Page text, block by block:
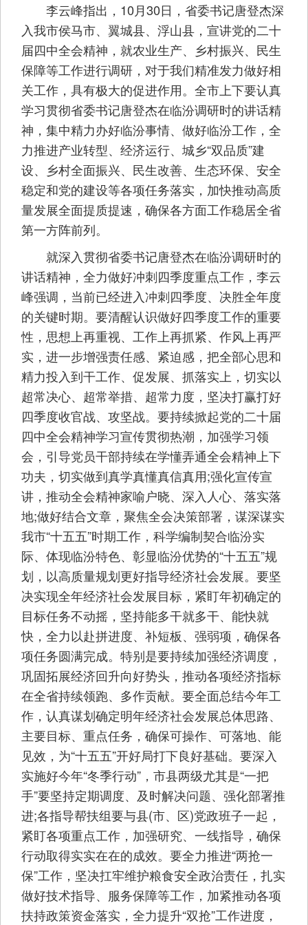
李云峰指出，10月30日，省委书记唐登杰深
入我市侯马市、翼城县、浮山县，宣讲党的二十
届四中全会精神，就农业生产、乡村振兴、民生
保障等工作进行调研，对于我们精准发力做好相
关工作，具有极大的促进作用。全市上下要认真
学习贯彻省委书记唐登杰在临汾调研时的讲话精
神，集中精力办好临汾事情、做好临汾工作，全
力推进产业转型、经济运行、城乡“双品质”建
设、乡村全面振兴、民生改善、生态环保、安全
稳定和党的建设等各项任务落实，加快推动高质
量发展全面提质提速，确保各方面工作稳居全省
第一方阵前列。
就深入贯彻省委书记唐登杰在临汾调研时的
讲话精神，全力做好冲刺四季度重点工作，李云
峰强调，当前已经进入冲刺四季度、决胜全年度
的关键时期。要清醒认识做好四季度工作的重要
性，思想上再重视、工作上再抓紧、作风上再严
实，进一步增强责任感、紧迫感，把全部心思和
精力投入到干工作、促发展、抓落实上，切实以
超常决心、超常举措、超常力度，坚决打赢打好
四季度收官战、攻坚战。要持续掀起党的二十届
四中全会精神学习宣传贯彻热潮，加强学习领
会，引导党员干部持续在学懂弄通全会精神上下
功夫，切实做到真学真懂真信真用;强化宣传宣
讲，推动全会精神家喻户晓、深入人心、落实落
地;做好结合文章，聚焦全会决策部署，谋深谋实
我市“十五五”时期工作，科学编制契合临汾实
际、体现临汾特色、彰显临汾优势的“十五五”规
划，以高质量规划更好指导经济社会发展。要坚
决实现全年经济社会发展目标，紧盯年初确定的
目标任务不动摇，坚持能多干就多干、能快就
快，全力以赴拼进度、补短板、强弱项，确保各
项任务圆满完成。特别是要持续加强经济调度，
巩固拓展经济回升向好势头，推动各项经济指标
在全省持续领跑、多作贡献。要全面总结今年工
作，认真谋划确定明年经济社会发展总体思路、
主要目标、重点任务，确保可操作、可落地、能
见效，为“十五五”开好局打下良好基础。要深入
实施好今年“冬季行动”，市县两级尤其是“一把
手”要坚持定期调度、及时解决问题、强化部署推
进;各指导帮扶组要与县(市、区)党政班子一起，
紧盯各项重点工作，加强研究、一线指导，确保
行动取得实实在在的成效。要全力推进“两抢一
保”工作，坚决扛牢维护粮食安全政治责任，扎实
做好技术指导、服务保障等工作，加紧推动各项
扶持政策资金落实，全力提升“双抢”工作进度，